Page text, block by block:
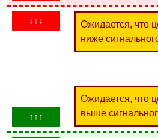
↓↓↓
Ожидается, что
ниже
↑↑↑
Ожидается, что
выше